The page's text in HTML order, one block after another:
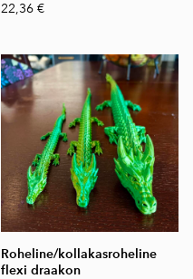
22,36 €
Roheline/kollakasroheline
flexi draakon